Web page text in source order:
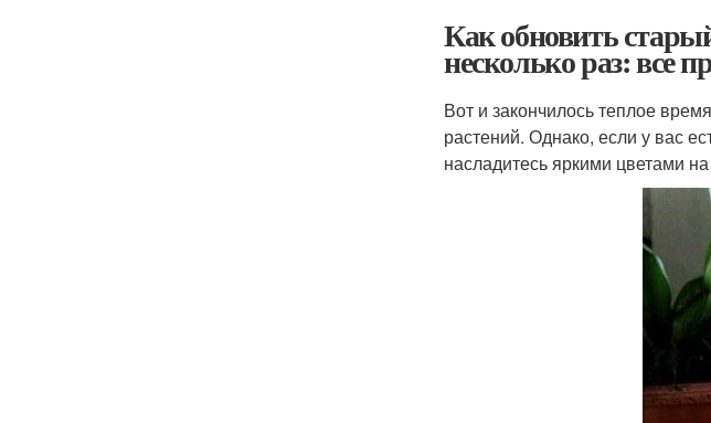
Как обновить
несколько раз: все
Вот и закончилось теплое
растений. Однако, если у вас
насладитесь яркими цветами